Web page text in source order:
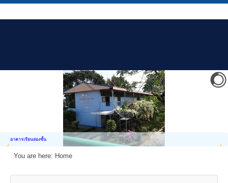
อาคารเรียนสองชั้น
You are here: Home